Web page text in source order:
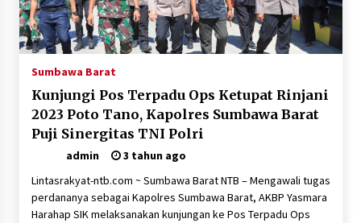
Sambut Hari Anak 2026 Bertema “21 Kambeke
Anak”, Babinkamtibmas Desa Ta’a dan Babinsa
Desa Ta’a Gelar Patroli KambekeMalam
3 minggu ago
kempo, Berakhir di tangan Tim Opsnal Polsek
Kempo
4 minggu ago
Tim Opsnal Polsek Kempo Amankan salah satu
Terduga Curanmor yang sempat jadi DPO
selama Sepekan
4 minggu ago
Sumbawa Barat
Kunjungi Pos Terpadu Ops Ketupat Rinjani
2023 Poto Tano, Kapolres Sumbawa Barat
Puji Sinergitas TNI Polri
admin
3 tahun ago
Lintasrakyat-ntb.com ~ Sumbawa Barat NTB – Mengawali tugas
perdananya sebagai Kapolres Sumbawa Barat, AKBP Yasmara
Harahap SIK melaksanakan kunjungan ke Pos Terpadu Ops